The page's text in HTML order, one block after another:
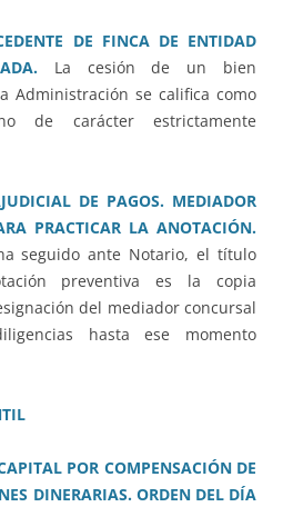
DE FINCA DE ENTIDAD
La cesión de un bien
Administración se califica como
de carácter estrictamente
DE PAGOS. MEDIADOR
PRACTICAR LA ANOTACIÓN.
seguido ante Notario, el título
preventiva es la copia
del mediador concursal
hasta ese momento
POR COMPENSACIÓN DE
DINERARIAS. ORDEN DEL DÍA